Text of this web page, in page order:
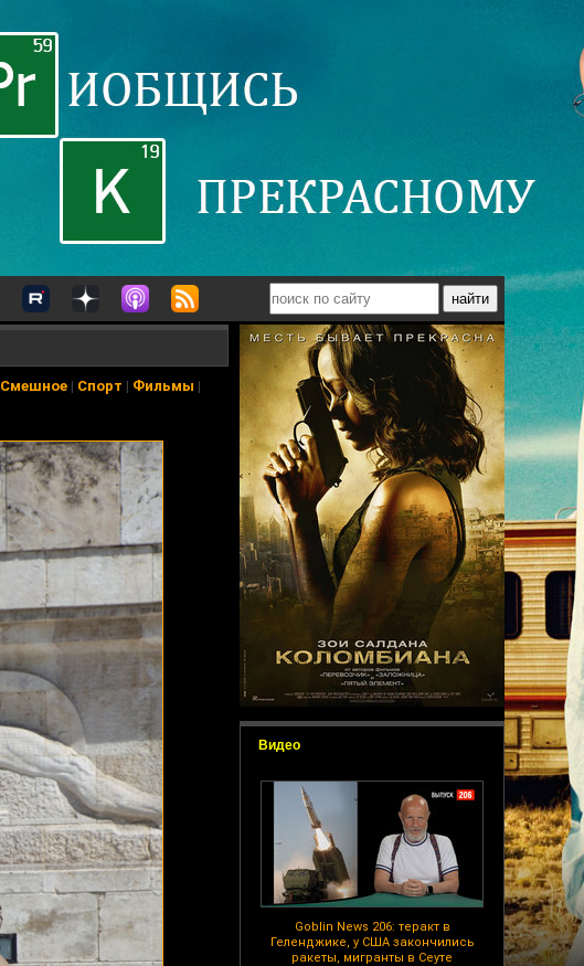
Видео
Goblin News 206: теракт в
Геленджике, у США закончились
ракеты, мигранты в Сеуте
Смешное | Спорт | Фильмы |